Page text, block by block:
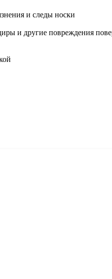
и следы носки
и другие повреждения